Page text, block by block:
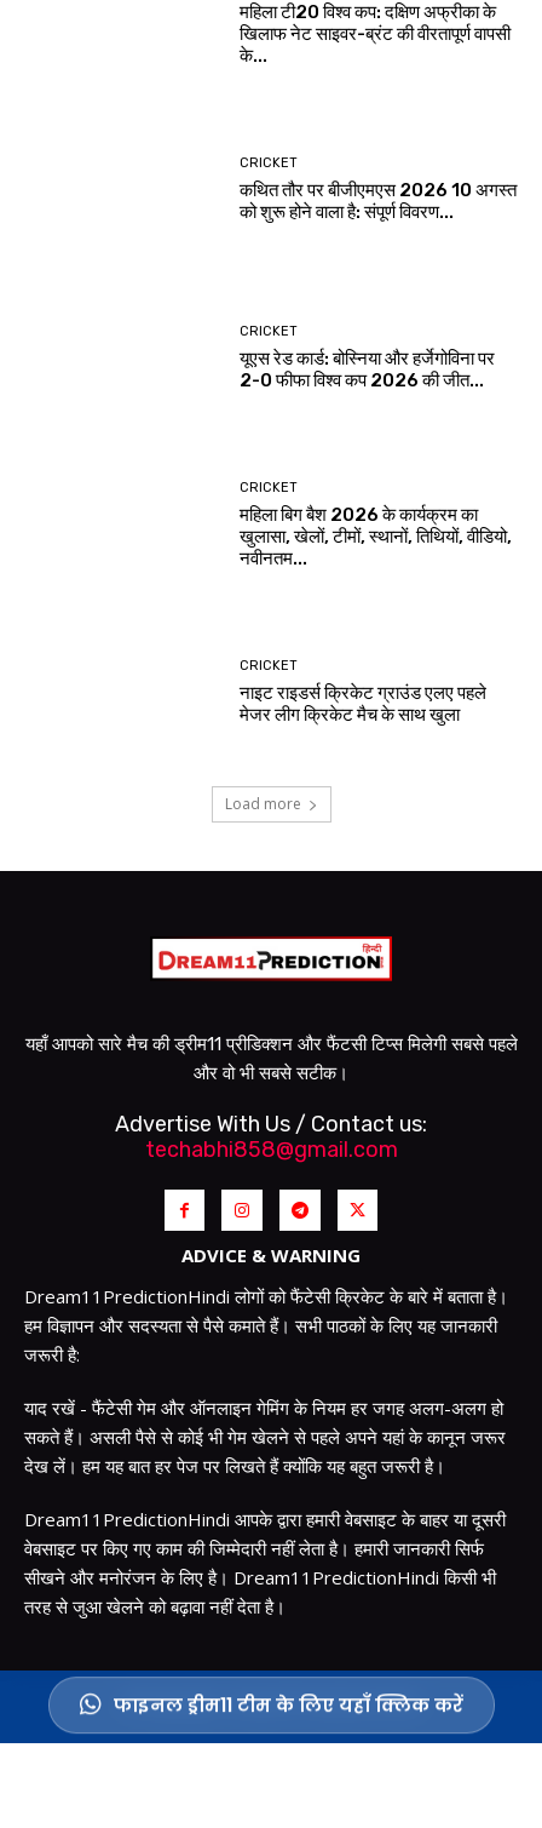
महिला टी20 विश्व कप: दक्षिण अफ्रीका के
खिलाफ नेट साइवर-ब्रंट की वीरतापूर्ण वापसी
के...
CRICKET
कथित तौर पर बीजीएमएस 2026 10 अगस्त
को शुरू होने वाला है: संपूर्ण विवरण...
CRICKET
यूएस रेड कार्ड: बोस्निया और हर्जेगोविना पर
2-0 फीफा विश्व कप 2026 की जीत...
CRICKET
महिला बिग बैश 2026 के कार्यक्रम का
खुलासा, खेलों, टीमों, स्थानों, तिथियों, वीडियो,
नवीनतम...
CRICKET
नाइट राइडर्स क्रिकेट ग्राउंड एलए पहले
मेजर लीग क्रिकेट मैच के साथ खुला
Load more
यहाँ आपको सारे मैच की ड्रीम11 प्रीडिक्शन और फैंटसी टिप्स मिलेगी सबसे पहले
और वो भी सबसे सटीक।
Advertise With Us / Contact us:
techabhi858@gmail.com
ADVICE & WARNING
Dream11PredictionHindi लोगों को फैंटेसी क्रिकेट के बारे में बताता है।
हम विज्ञापन और सदस्यता से पैसे कमाते हैं। सभी पाठकों के लिए यह जानकारी
जरूरी है:
याद रखें - फैंटेसी गेम और ऑनलाइन गेमिंग के नियम हर जगह अलग-अलग हो
सकते हैं। असली पैसे से कोई भी गेम खेलने से पहले अपने यहां के कानून जरूर
देख लें। हम यह बात हर पेज पर लिखते हैं क्योंकि यह बहुत जरूरी है।
Dream11PredictionHindi आपके द्वारा हमारी वेबसाइट के बाहर या दूसरी
वेबसाइट पर किए गए काम की जिम्मेदारी नहीं लेता है। हमारी जानकारी सिर्फ
सीखने और मनोरंजन के लिए है। Dream11PredictionHindi किसी भी
तरह से जुआ खेलने को बढ़ावा नहीं देता है।
© Copyright - Dream11 Prediction Hindi
About Us Contact Us Disclaimer
Privacy Policy
फाइनल ड्रीम11 टीम के लिए यहाँ क्लिक करें